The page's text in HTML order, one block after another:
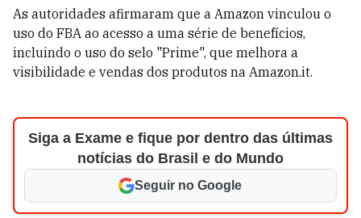
As autoridades afirmaram que a Amazon vinculou o
uso do FBA ao acesso a uma série de benefícios,
incluindo o uso do selo "Prime", que melhora a
visibilidade e vendas dos produtos na Amazon.it.
Siga a Exame e fique por dentro das últimas
notícias do Brasil e do Mundo
Seguir no Google